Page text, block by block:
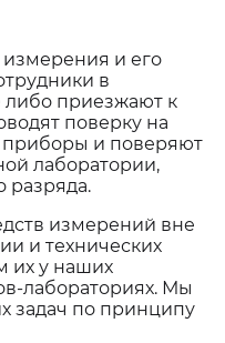
измерения и его
в
приезжают к
поверку на
и поверяют
лаборатории,
разряда.
измерений вне
и технических
их у наших
лабораториях. Мы
задач по принципу